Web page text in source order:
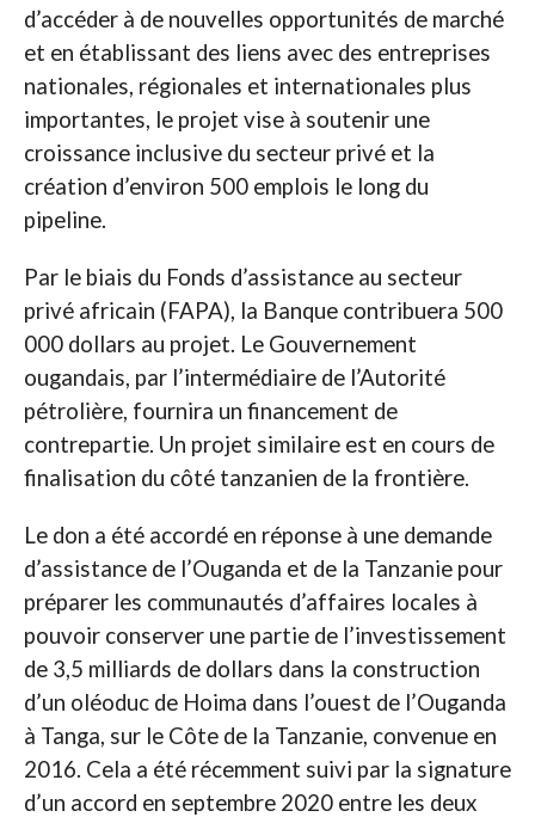
d’accéder à de nouvelles opportunités de marché
et en établissant des liens avec des entreprises
nationales, régionales et internationales plus
importantes, le projet vise à soutenir une
croissance inclusive du secteur privé et la
création d’environ 500 emplois le long du
pipeline.
Par le biais du Fonds d’assistance au secteur
privé africain (FAPA), la Banque contribuera 500
000 dollars au projet. Le Gouvernement
ougandais, par l’intermédiaire de l’Autorité
pétrolière, fournira un financement de
contrepartie. Un projet similaire est en cours de
finalisation du côté tanzanien de la frontière.
Le don a été accordé en réponse à une demande
d’assistance de l’Ouganda et de la Tanzanie pour
préparer les communautés d’affaires locales à
pouvoir conserver une partie de l’investissement
de 3,5 milliards de dollars dans la construction
d’un oléoduc de Hoima dans l’ouest de l’Ouganda
à Tanga, sur le Côte de la Tanzanie, convenue en
2016. Cela a été récemment suivi par la signature
d’un accord en septembre 2020 entre les deux